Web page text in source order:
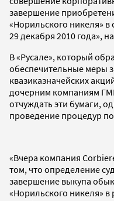
завершение
«Норильского никеля»
29 декабря 2010 года»,
В «Русале», который
обеспечительные меры
квазиказначейских
дочерним компаниям
отчуждать эти бумаги,
проведение процедур
«Вчера компания
том, что определение
завершение выкупа
«Норильского никеля»